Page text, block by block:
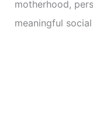
motherhood,
meaningful